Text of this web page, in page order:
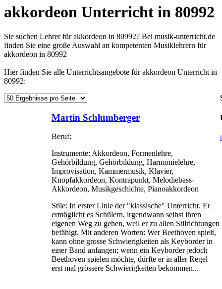
akkordeon Unterricht in 80992
Sie suchen Lehrer für akkordeon in 80992? Bei musik-unterricht.de
finden Sie eine große Auswahl an kompetenten Musiklehrern für
akkordeon in 80992
Hier finden Sie alle Unterrichtsangebote für akkordeon Unterricht in
80992:
Martin Schlumberger
Beruf:
Instrumente: Akkordeon, Formenlehre,
Gehörbildung, Gehörbildung, Harmonielehre,
Improvisation, Kammermusik, Klavier,
Knopfakkordeon, Kontrapunkt, Melodiebass-
Akkordeon, Musikgeschichte, Pianoakkordeon
Stile: In erster Linie der "klassische" Unterricht. Er
ermöglicht es Schülern, irgendwann selbst ihren
eigenen Weg zu gehen, weil er zu allen Stilrichtungen
befähigt. Mit anderen Worten: Wer Beethoven spielt,
kann ohne grosse Schwierigkeiten als Keyborder in
einer Band anfangen; wenn ein Keyborder jedoch
Beethoven spielen möchte, dürfte er in aller Regel
erst mal grössere Schwierigkeiten bekommen...